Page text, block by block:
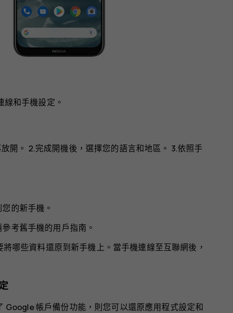
和手機設定。
開。 2.完成開機後，選擇您的語言和地區。 3.依照手
的新手機。
考舊手機的用戶指南。
將哪些資料還原到新手機上。當手機連線至互聯網後，
帳戶備份功能，則您可以還原應用程式設定和